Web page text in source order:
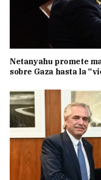
Netanyahu promete
sobre Gaza hasta la